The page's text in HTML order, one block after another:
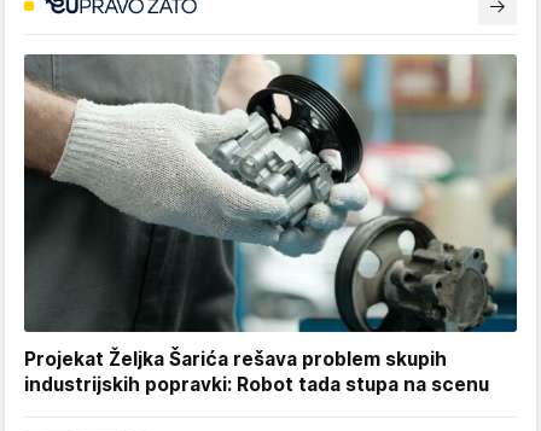
Projekat Željka Šarića rešava problem skupih
industrijskih popravki: Robot tada stupa na scenu